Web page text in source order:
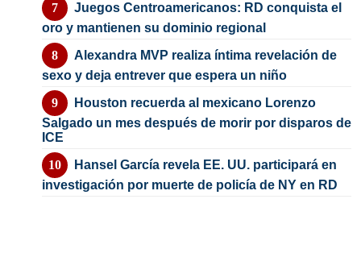
Juegos Centroamericanos: RD conquista el
oro y mantienen su dominio regional
Alexandra MVP realiza íntima revelación de
sexo y deja entrever que espera un niño
Houston recuerda al mexicano Lorenzo
Salgado un mes después de morir por disparos de
ICE
Hansel García revela EE. UU. participará en
investigación por muerte de policía de NY en RD